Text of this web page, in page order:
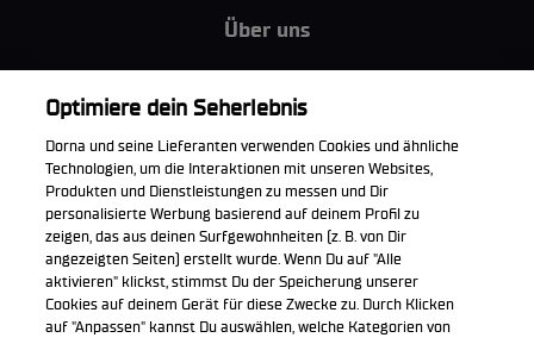
Über uns
MotoGP Group
Cookie Richtlinien
Unternehmen & ESG
Datenschutzerklärung
Kaufrichtlinie
Die offizielle WorldSBK App herunterladen
Optimiere dein Seherlebnis
Dorna und seine Lieferanten verwenden Cookies und ähnliche
Technologien, um die Interaktionen mit unseren Websites,
Produkten und Dienstleistungen zu messen und Dir
personalisierte Werbung basierend auf deinem Profil zu
zeigen, das aus deinen Surfgewohnheiten (z. B. von Dir
angezeigten Seiten) erstellt wurde. Wenn Du auf "Alle
aktivieren" klickst, stimmst Du der Speicherung unserer
Cookies auf deinem Gerät für diese Zwecke zu. Durch Klicken
auf "Anpassen" kannst Du auswählen, welche Kategorien von